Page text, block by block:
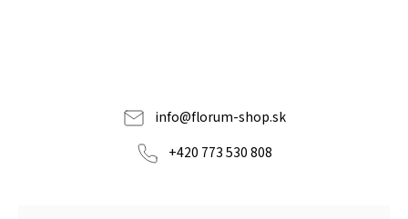
info@florum-shop.sk
+420 773 530 808